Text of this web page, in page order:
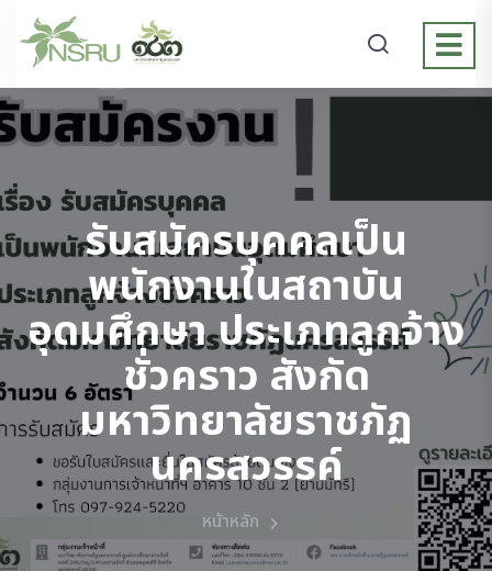
รับสมัครบุคคลเป็น
พนักงานในสถาบัน
อุดมศึกษา ประเภทลูกจ้าง
ชั่วคราว สังกัด
มหาวิทยาลัยราชภัฏ
นครสวรรค์
หน้าหลัก